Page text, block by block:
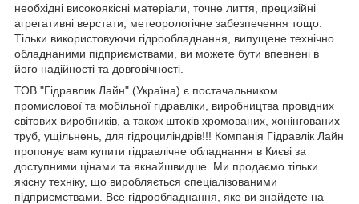
необхідні високоякісні матеріали, точне лиття, прецизійні
агрегативні верстати, метеорологічне забезпечення тощо.
Тільки використовуючи гідрообладнання, випущене технічно
обладнаними підприємствами, ви можете бути впевнені в
його надійності та довговічності.
ТОВ "Гідравлик Лайн" (Україна) є постачальником
промислової та мобільної гідравліки, виробництва провідних
світових виробників, а також штоків хромованих, хонінгованих
труб, ущільнень, для гідроциліндрів!!! Компанія Гідравлік Лайн
пропонує вам купити гідравлічне обладнання в Києві за
доступними цінами та якнайшвидше. Ми продаємо тільки
якісну техніку, що виробляється спеціалізованими
підприємствами. Все гідрообладнання, яке ви знайдете на